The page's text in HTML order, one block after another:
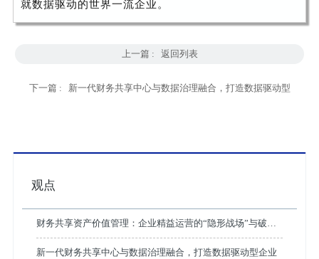
就数据驱动的世界一流企业。
上一篇 : 返回列表
下一篇 :
新一代财务共享中心与数据治理融合，打造数据驱动型
观点
财务共享资产价值管理：企业精益运营的“隐形战场”与破局
之道
新一代财务共享中心与数据治理融合，打造数据驱动型企业